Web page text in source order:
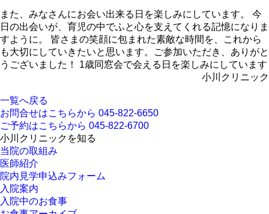
また、みなさんにお会い出来る日を楽しみにしています。 今
日の出会いが、育児の中でふと心を支えてくれる記憶になりま
すように。 皆さまの笑顔に包まれた素敵な時間を、これから
も大切にしていきたいと思います。ご参加いただき、ありがと
うございました！ 1歳同窓会で会える日を楽しみにしています
小川クリニック
一覧へ戻る
お問合せはこちらから 045-822-6650
ご予約はこちらから 045-822-6700
小川クリニックを知る
当院の取組み
医師紹介
院内見学申込みフォーム
入院案内
入院中のお食事